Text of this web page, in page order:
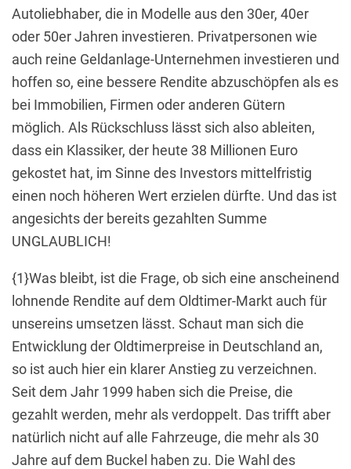
Autoliebhaber, die in Modelle aus den 30er, 40er
oder 50er Jahren investieren. Privatpersonen wie
auch reine Geldanlage-Unternehmen investieren und
hoffen so, eine bessere Rendite abzuschöpfen als es
bei Immobilien, Firmen oder anderen Gütern
möglich. Als Rückschluss lässt sich also ableiten,
dass ein Klassiker, der heute 38 Millionen Euro
gekostet hat, im Sinne des Investors mittelfristig
einen noch höheren Wert erzielen dürfte. Und das ist
angesichts der bereits gezahlten Summe
UNGLAUBLICH!
{1}Was bleibt, ist die Frage, ob sich eine anscheinend
lohnende Rendite auf dem Oldtimer-Markt auch für
unsereins umsetzen lässt. Schaut man sich die
Entwicklung der Oldtimerpreise in Deutschland an,
so ist auch hier ein klarer Anstieg zu verzeichnen.
Seit dem Jahr 1999 haben sich die Preise, die
gezahlt werden, mehr als verdoppelt. Das trifft aber
natürlich nicht auf alle Fahrzeuge, die mehr als 30
Jahre auf dem Buckel haben zu. Die Wahl des